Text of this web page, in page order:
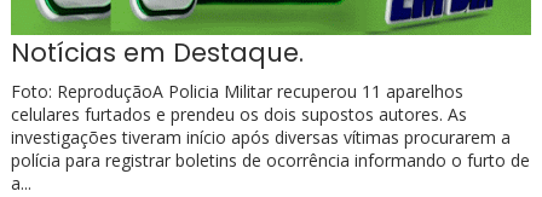
Notícias em Destaque.
Foto: ReproduçãoA Policia Militar recuperou 11 aparelhos
celulares furtados e prendeu os dois supostos autores. As
investigações tiveram início após diversas vítimas procurarem a
polícia para registrar boletins de ocorrência informando o furto de
a...